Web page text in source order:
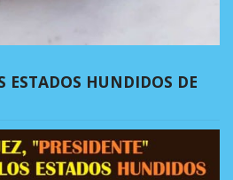
ESTADOS HUNDIDOS DE